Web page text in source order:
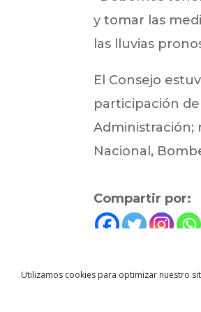
Utilizamos cookies para optimizar nuestro
y tomar las
las lluvias
El Consejo
participación
Administración;
Nacional,
Compartir por: